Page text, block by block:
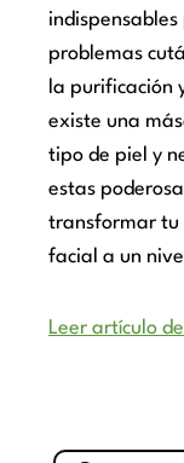
problemas
la purificación
existe una
tipo de piel y
estas
transformar tu
facial a un
Leer artículo
Búsqueda